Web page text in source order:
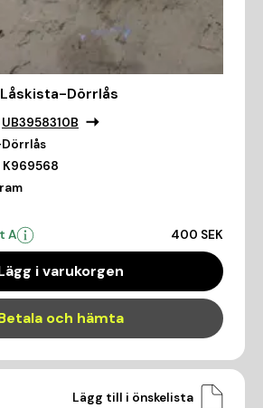
Dörrlås
UB3958310B
K969568
A 400 SEK
i varukorgen
och hämta
Lägg till i önskelista